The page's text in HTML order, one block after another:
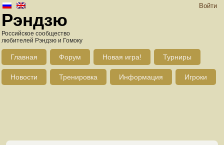
Войти
Рэндзю
Российское сообщество
любителей Рэндзю и Гомоку
Главная Форум Новая игра! Турниры
Новости Тренировка Информация Игроки